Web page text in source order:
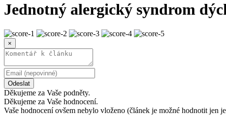
Jednotný alergický syndrom
×
Odeslat
Děkujeme za Vaše podněty.
Děkujeme za Vaše hodnocení.
Vaše hodnocení ovšem nebylo vloženo (článek je možné hodnotit jen